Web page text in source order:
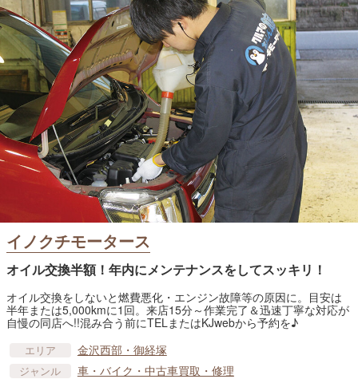
イノクチモータース
オイル交換半額！年内にメンテナンスをしてスッキリ！
オイル交換をしないと燃費悪化・エンジン故障等の原因に。目安は
半年または5,000kmに1回。来店15分～作業完了＆迅速丁寧な対応が
自慢の同店へ!!混み合う前にTELまたはKJwebから予約を♪
エリア 金沢西部・御経塚
ジャンル 車​・バイク・中古車買取・修理